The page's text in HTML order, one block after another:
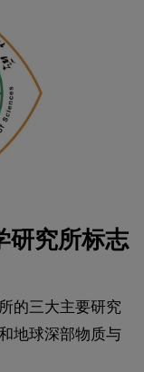
研究所标志
的三大主要研究
地球深部物质与